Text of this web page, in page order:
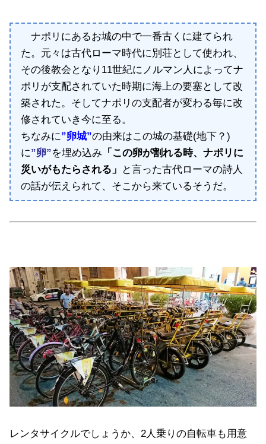
ナポリにあるお城の中で一番古くに建てられ
た。元々は古代ローマ時代に別荘として使われ、
その後教会となり11世紀にノルマン人によってナ
ポリが支配されていた時期に海上の要塞として改
築された。そしてナポリの支配者が変わる毎に改
修されていき今に至る。
ちなみに”卵城”の由来はこの城の基礎(地下？)
に”卵”を埋め込み 「この卵が割れる時、ナポリに
災いがもたらされる」
と言った古代ローマの詩人
の話が伝えられて、そこから来ているそうだ。
レンタサイクルでしょうか、2人乗りの自転車も用意